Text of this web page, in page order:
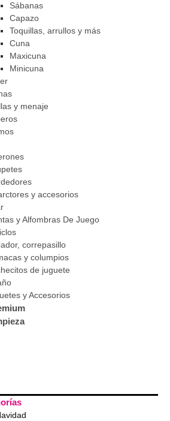
Sábanas
Capazo
Toquillas, arrullos y más
Cuna
Maxicuna
Minicuna
y menaje
y accesorios
y Alfombras De Juego
correpasillo
y columpios
de juguete
y Accesorios